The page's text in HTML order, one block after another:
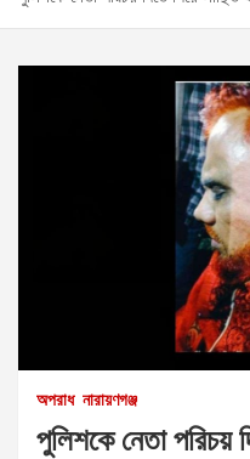
অপরাধ নারায়ণগঞ্জ
পুলিশকে নেতা পরিচয়